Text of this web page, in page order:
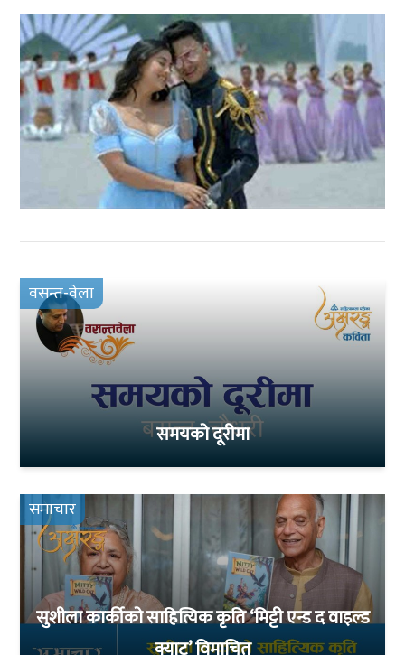
वसन्त-वेला
समयको दूरीमा
समाचार
सुशीला कार्कीको साहित्यिक कृति ‘मिट्टी एन्ड द वाइल्ड